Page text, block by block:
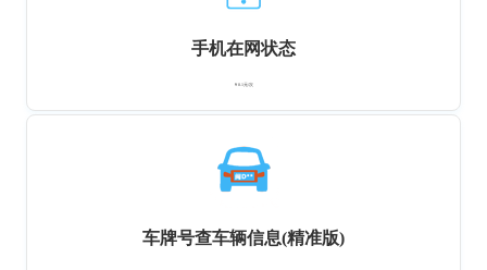
手机在网状态
￥0.1元/次
车牌号查车辆信息(精准版)